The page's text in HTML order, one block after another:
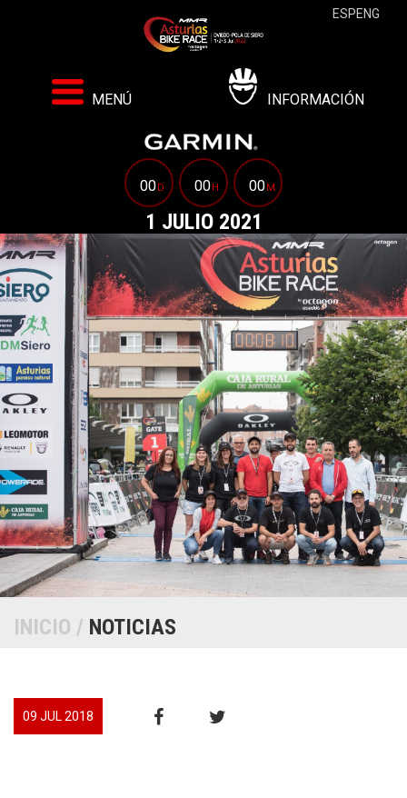
MENÚ INFORMACIÓN
00D 00H 00M
1 JULIO 2021
ESPENG
INICIO / NOTICIAS
09 JUL 2018